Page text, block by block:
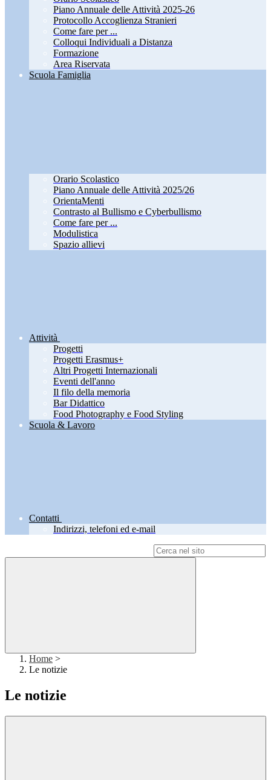
Piano Annuale delle Attività 2025-26
Protocollo Accoglienza Stranieri
Come fare per ...
Colloqui Individuali a Distanza
Formazione
Area Riservata
Scuola Famiglia
Orario Scolastico
Piano Annuale delle Attività 2025/26
OrientaMenti
Contrasto al Bullismo e Cyberbullismo
Come fare per ...
Modulistica
Spazio allievi
Attività
Progetti
Progetti Erasmus+
Altri Progetti Internazionali
Eventi dell'anno
Il filo della memoria
Bar Didattico
Food Photography e Food Styling
Scuola & Lavoro
Contatti
Indirizzi, telefoni ed e-mail
Home >
Le notizie
Le notizie